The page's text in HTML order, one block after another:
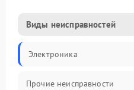
Виды неисправностей
Электроника
Прочие неисправности